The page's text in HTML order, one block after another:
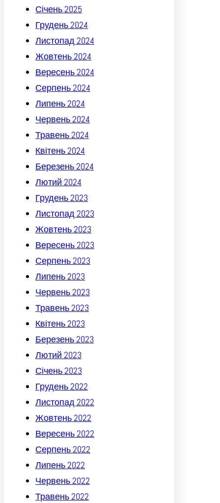
Січень 2025
Грудень 2024
Листопад 2024
Жовтень 2024
Вересень 2024
Серпень 2024
Липень 2024
Червень 2024
Травень 2024
Квітень 2024
Березень 2024
Лютий 2024
Грудень 2023
Листопад 2023
Жовтень 2023
Вересень 2023
Серпень 2023
Липень 2023
Червень 2023
Травень 2023
Квітень 2023
Березень 2023
Лютий 2023
Січень 2023
Грудень 2022
Листопад 2022
Жовтень 2022
Вересень 2022
Серпень 2022
Липень 2022
Червень 2022
Травень 2022